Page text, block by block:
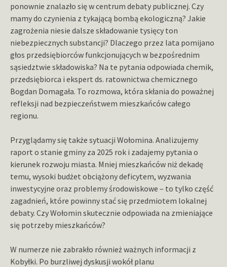
ponownie znalazło się w centrum debaty publicznej. Czy
mamy do czynienia z tykającą bombą ekologiczną? Jakie
zagrożenia niesie dalsze składowanie tysięcy ton
niebezpiecznych substancji? Dlaczego przez lata pomijano
głos przedsiębiorców funkcjonujących w bezpośrednim
sąsiedztwie składowiska? Na te pytania odpowiada chemik,
przedsiębiorca i ekspert ds. ratownictwa chemicznego
Bogdan Domagała. To rozmowa, która skłania do poważnej
refleksji nad bezpieczeństwem mieszkańców całego
regionu.
Przyglądamy się także sytuacji Wołomina. Analizujemy
raport o stanie gminy za 2025 rok i zadajemy pytania o
kierunek rozwoju miasta. Mniej mieszkańców niż dekadę
temu, wysoki budżet obciążony deficytem, wyzwania
inwestycyjne oraz problemy środowiskowe – to tylko część
zagadnień, które powinny stać się przedmiotem lokalnej
debaty. Czy Wołomin skutecznie odpowiada na zmieniające
się potrzeby mieszkańców?
W numerze nie zabrakło również ważnych informacji z
Kobyłki. Po burzliwej dyskusji wokół planu